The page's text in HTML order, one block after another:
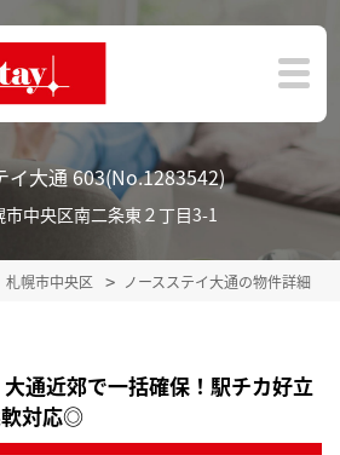
イ大通 603(No.1283542)
市中央区南二条東２丁目3-1
札幌市中央区 ノースステイ大通の物件詳細
大通近郊で一括確保！駅チカ好立
軟対応◎